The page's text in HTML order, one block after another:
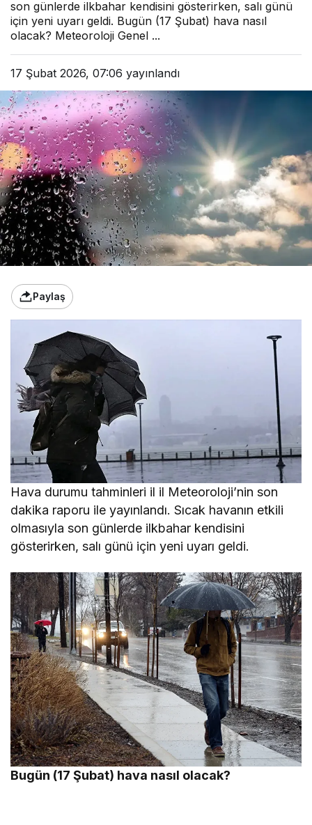
son günlerde ilkbahar kendisini gösterirken, salı günü
için yeni uyarı geldi. Bugün (17 Şubat) hava nasıl
olacak? Meteoroloji Genel ...
17 Şubat 2026, 07:06 yayınlandı
Paylaş
Hava durumu tahminleri il il Meteoroloji’nin son
dakika raporu ile yayınlandı. Sıcak havanın etkili
olmasıyla son günlerde ilkbahar kendisini
gösterirken, salı günü için yeni uyarı geldi.
Bugün (17 Şubat) hava nasıl olacak?